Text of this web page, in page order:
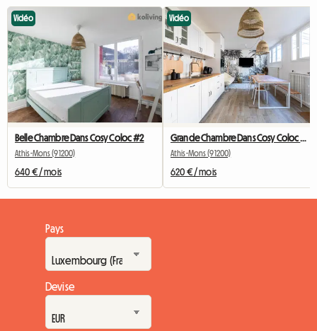
Vidéo
Belle Chambre Dans Cosy Coloc #2
Athis-Mons (91200)
640 € / mois
Vidéo
Athis-Mons (91200)
620 € / mois
Pays
Devise